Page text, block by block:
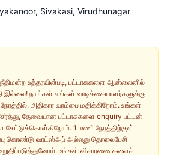
Sivakasi, Virudhunagar
உத்தரவின்படி, பட்டாசுகளை ஆன்லைனில்
இல்லை! நாங்கள் எங்கள் வாடிக்கையாளர்களுக்கு
அதிகார வரம்பை மதிக்கிறோம். உங்கள்
சேர்த்து, தேவையான பட்டாசுகளை enquiry பட்டன்
கேட்டுக்கொள்கிறோம். 1 மணி நேரத்திற்குள்
கொண்டு வாட்ஸ்அப் அல்லது தொலைபேசி
உங்கள் விசாரணைகளைச்